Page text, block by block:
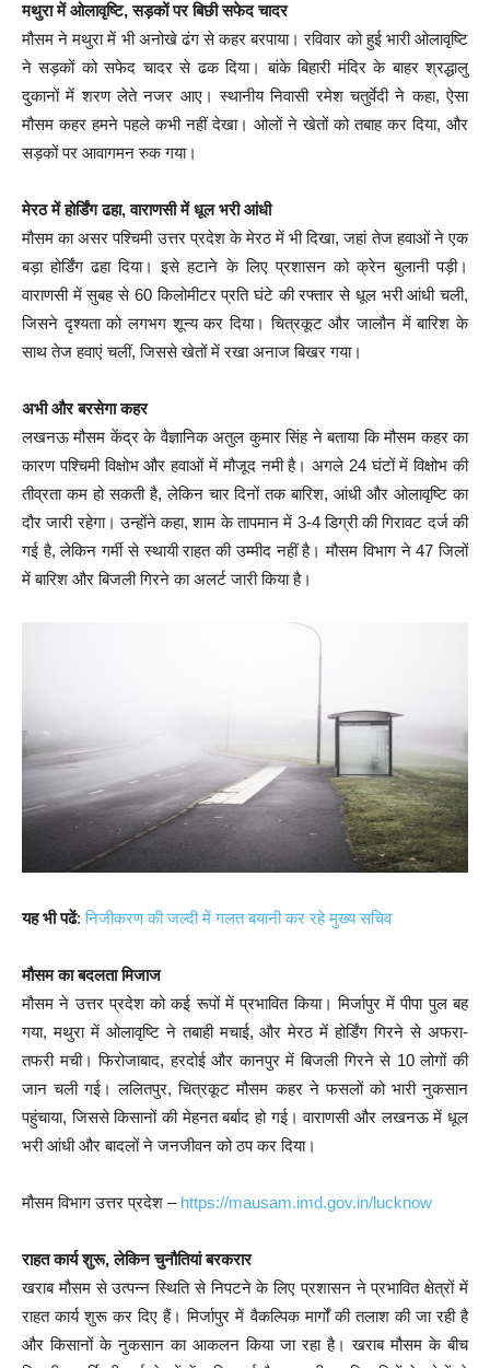
मथुरा में ओलावृष्टि, सड़कों पर बिछी सफेद चादर
मौसम ने मथुरा में भी अनोखे ढंग से कहर बरपाया। रविवार को हुई भारी ओलावृष्टि
ने सड़कों को सफेद चादर से ढक दिया। बांके बिहारी मंदिर के बाहर श्रद्धालु
दुकानों में शरण लेते नजर आए। स्थानीय निवासी रमेश चतुर्वेदी ने कहा, ऐसा
मौसम कहर हमने पहले कभी नहीं देखा। ओलों ने खेतों को तबाह कर दिया, और
सड़कों पर आवागमन रुक गया।
मेरठ में होर्डिंग ढहा, वाराणसी में धूल भरी आंधी
मौसम का असर पश्चिमी उत्तर प्रदेश के मेरठ में भी दिखा, जहां तेज हवाओं ने एक
बड़ा होर्डिंग ढहा दिया। इसे हटाने के लिए प्रशासन को क्रेन बुलानी पड़ी।
वाराणसी में सुबह से 60 किलोमीटर प्रति घंटे की रफ्तार से धूल भरी आंधी चली,
जिसने दृश्यता को लगभग शून्य कर दिया। चित्रकूट और जालौन में बारिश के
साथ तेज हवाएं चलीं, जिससे खेतों में रखा अनाज बिखर गया।
अभी और बरसेगा कहर
लखनऊ मौसम केंद्र के वैज्ञानिक अतुल कुमार सिंह ने बताया कि मौसम कहर का
कारण पश्चिमी विक्षोभ और हवाओं में मौजूद नमी है। अगले 24 घंटों में विक्षोभ की
तीव्रता कम हो सकती है, लेकिन चार दिनों तक बारिश, आंधी और ओलावृष्टि का
दौर जारी रहेगा। उन्होंने कहा, शाम के तापमान में 3-4 डिग्री की गिरावट दर्ज की
गई है, लेकिन गर्मी से स्थायी राहत की उम्मीद नहीं है। मौसम विभाग ने 47 जिलों
में बारिश और बिजली गिरने का अलर्ट जारी किया है।
यह भी पढें:निजीकरण की जल्दी में गलत बयानी कर रहे मुख्य सचिव
मौसम का बदलता मिजाज
मौसम ने उत्तर प्रदेश को कई रूपों में प्रभावित किया। मिर्जापुर में पीपा पुल बह
गया, मथुरा में ओलावृष्टि ने तबाही मचाई, और मेरठ में होर्डिंग गिरने से अफरा-
तफरी मची। फिरोजाबाद, हरदोई और कानपुर में बिजली गिरने से 10 लोगों की
जान चली गई। ललितपुर, चित्रकूट मौसम कहर ने फसलों को भारी नुकसान
पहुंचाया, जिससे किसानों की मेहनत बर्बाद हो गई। वाराणसी और लखनऊ में धूल
भरी आंधी और बादलों ने जनजीवन को ठप कर दिया।
मौसम विभाग उत्तर प्रदेश – https://mausam.imd.gov.in/lucknow
राहत कार्य शुरू, लेकिन चुनौतियां बरकरार
खराब मौसम से उत्पन्न स्थिति से निपटने के लिए प्रशासन ने प्रभावित क्षेत्रों में
राहत कार्य शुरू कर दिए हैं। मिर्जापुर में वैकल्पिक मार्गों की तलाश की जा रही है
और किसानों के नुकसान का आकलन किया जा रहा है। खराब मौसम के बीच